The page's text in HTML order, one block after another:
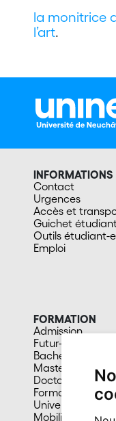
la monitrice
l’art.
INFORMATIONS
Contact
Urgences
Accès et
Guichet
Outils étudiant-
Emploi
FORMATION
Admission
Futur-e étudiant-e
Bachelors
Masters
Doctorat
Formation
Université du 3e
Mobilité